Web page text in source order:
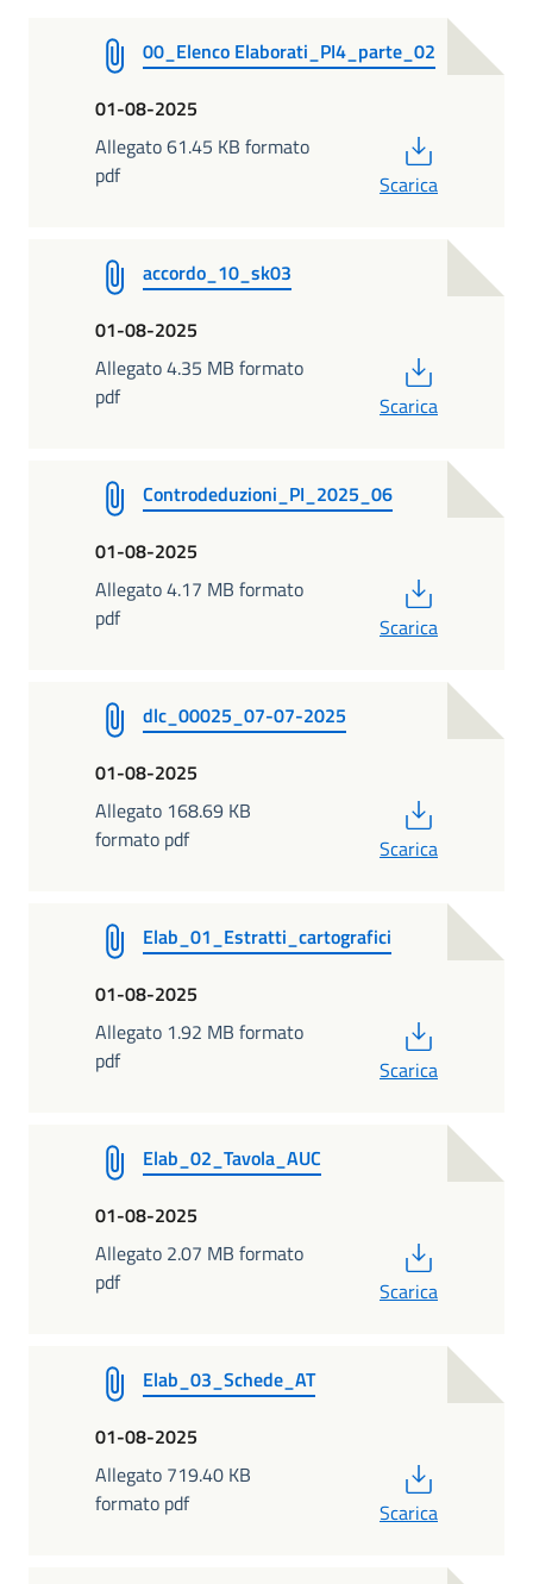
00_Elenco Elaborati_PI4_parte_02
01-08-2025
Allegato 61.45 KB formato
pdf
Scarica
accordo_10_sk03
01-08-2025
Allegato 4.35 MB formato
pdf
Scarica
Controdeduzioni_PI_2025_06
01-08-2025
Allegato 4.17 MB formato
pdf
Scarica
dlc_00025_07-07-2025
01-08-2025
Allegato 168.69 KB
formato pdf
Scarica
Elab_01_Estratti_cartografici
01-08-2025
Allegato 1.92 MB formato
pdf
Scarica
Elab_02_Tavola_AUC
01-08-2025
Allegato 2.07 MB formato
pdf
Scarica
Elab_03_Schede_AT
01-08-2025
Allegato 719.40 KB
formato pdf
Scarica